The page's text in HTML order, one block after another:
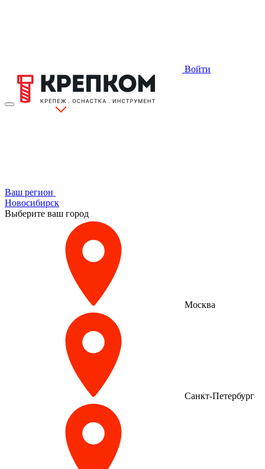
Войти
Ваш регион
Новосибирск
Выберите ваш город
Москва
Санкт-Петербург